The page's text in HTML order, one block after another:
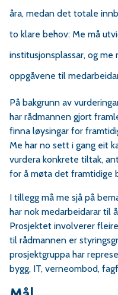
åra, medan det totale
to klare behov: Me må
institusjonsplassar, og
oppgåvene til
På bakgrunn av
har rådmannen gjort
finna løysingar for
Me har no sett i gang eit
vurdera konkrete tiltak,
for å møta det framtidige
I tillegg må me sjå på
har nok medarbeidarar til
Prosjektet involverer
til rådmannen er
prosjektgruppa har
bygg, IT, verneombod,